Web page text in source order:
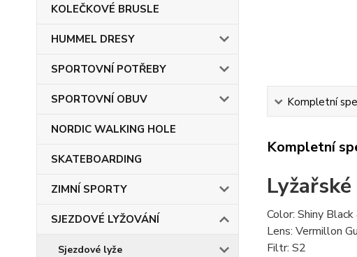
KOLEČKOVÉ BRUSLE
HUMMEL DRESY
SPORTOVNÍ POTŘEBY
SPORTOVNÍ OBUV
NORDIC WALKING HOLE
SKATEBOARDING
ZIMNÍ SPORTY
SJEZDOVÉ LYŽOVÁNÍ
Sjezdové lyže
Kompletní
Kompletní
Color: Shiny Black
Lens: Vermillon
Filtr: S2